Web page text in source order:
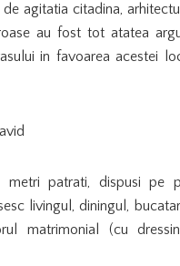
agitatia citadina,
au fost tot atatea
in favoarea acestei
patrati, dispusi pe
livingul, diningul,
matrimonial (cu